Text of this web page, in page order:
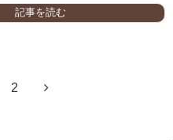
記事を読む
2